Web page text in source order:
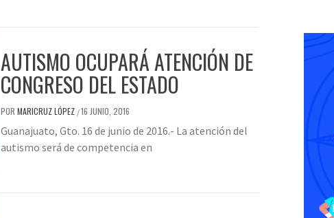
AUTISMO OCUPARÁ ATENCIÓN DE
CONGRESO DEL ESTADO
POR MARICRUZ LÓPEZ /16 JUNIO, 2016
Guanajuato, Gto. 16 de junio de 2016.- La atención del
autismo será de competencia en